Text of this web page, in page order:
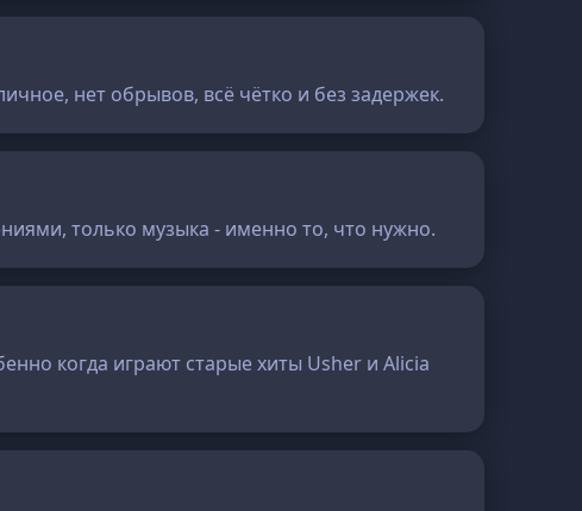
нет обрывов, всё чётко и без задержек.
только музыка - именно то, что нужно.
когда играют старые хиты Usher и Alicia